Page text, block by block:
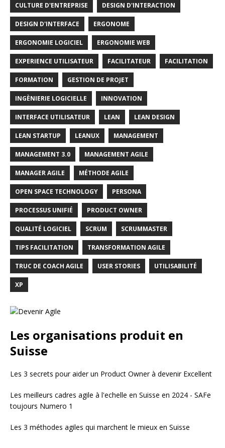
CULTURE D'ENTREPRISE DESIGN D'INTERACTION
DESIGN D'INTERFACE ERGONOME
ERGONOMIE LOGICIEL ERGONOMIE WEB
EXPERIENCE UTILISATEUR FACILITATEUR FACILITATION
FORMATION GESTION DE PROJET
INGÈNIERIE LOGICIELLE INNOVATION
INTERFACE UTILISATEUR LEAN LEAN DESIGN
LEAN STARTUP LEANUX MANAGEMENT
MANAGEMENT 3.0 MANAGEMENT AGILE
MANAGER AGILE MÉTHODE AGILE
OPEN SPACE TECHNOLOGY PERSONA
PROCESSUS UNIFIÉ PRODUCT OWNER
QUALITÉ LOGICIEL SCRUM SCRUMMASTER
TIPS FACILITATION TRANSFORMATION AGILE
TRUC DE COACH AGILE USER STORIES UTILISABILITÉ
XP
Les organisations produit en
Suisse
Les 3 secrets pour aider un Product Owner à devenir Excellent
Les meilleurs cadres agile à l'echelle en Suisse en 2024 - SAFe
toujours Numero 1
Les 3 méthodes agiles qui marchent le mieux en Suisse